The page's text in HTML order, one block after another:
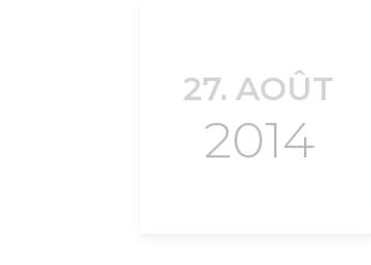
27. AOÛT
2014